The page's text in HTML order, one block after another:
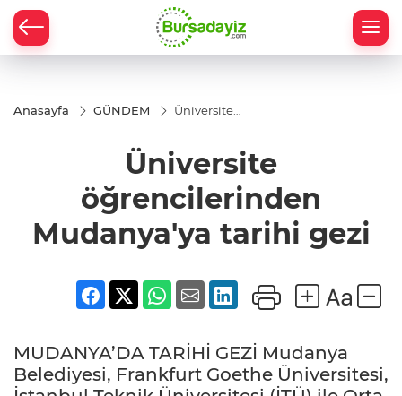
Anasayfa GÜNDEM
Üniversite
Üniversite
öğrencilerinden
Mudanya'ya tarihi gezi
MUDANYA’DA TARİHİ GEZİ Mudanya
Belediyesi, Frankfurt Goethe Üniversitesi,